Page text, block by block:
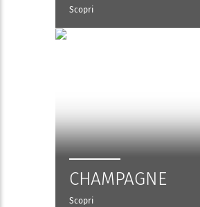
Scopri
CHAMPAGNE
Scopri